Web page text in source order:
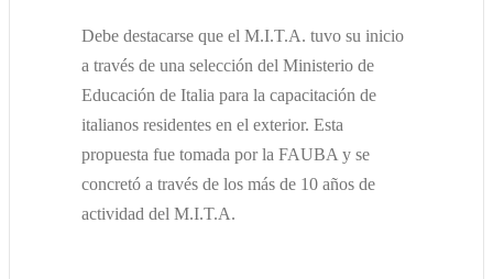
Debe destacarse que el M.I.T.A. tuvo su inicio
a través de una selección del Ministerio de
Educación de Italia para la capacitación de
italianos residentes en el exterior. Esta
propuesta fue tomada por la FAUBA y se
concretó a través de los más de 10 años de
actividad del M.I.T.A.